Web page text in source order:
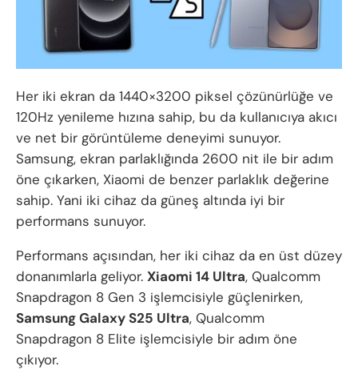
Her iki ekran da 1440×3200 piksel çözünürlüğe ve
120Hz yenileme hızına sahip, bu da kullanıcıya akıcı
ve net bir görüntüleme deneyimi sunuyor.
Samsung, ekran parlaklığında 2600 nit ile bir adım
öne çıkarken, Xiaomi de benzer parlaklık değerine
sahip. Yani iki cihaz da güneş altında iyi bir
performans sunuyor.
Performans açısından, her iki cihaz da en üst düzey
donanımlarla geliyor. Xiaomi 14 Ultra, Qualcomm
Snapdragon 8 Gen 3 işlemcisiyle güçlenirken,
Samsung Galaxy S25 Ultra, Qualcomm
Snapdragon 8 Elite işlemcisiyle bir adım öne
çıkıyor.